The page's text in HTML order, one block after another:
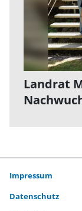
Landrat
Impressum
Datenschutz